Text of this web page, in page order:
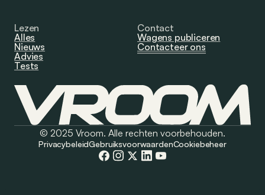
Lezen
Alles
Nieuws
Advies
Tests
Contact
Wagens publiceren
Contacteer ons
© 2025 Vroom. Alle rechten voorbehouden.
PrivacybeleidGebruiksvoorwaardenCookiebeheer